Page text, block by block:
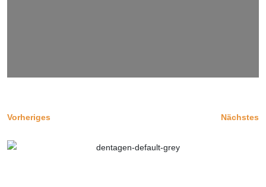
Vorheriges Nächstes